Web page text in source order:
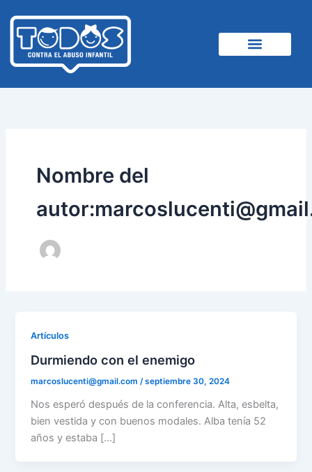
contenido
Nombre del
Artículos
Durmiendo con el enemigo
marcoslucenti@gmail.com/septiembre 30, 2024
Nos esperó después de la conferencia. Alta, esbelta,
bien vestida y con buenos modales. Alba tenía 52
años y estaba […]